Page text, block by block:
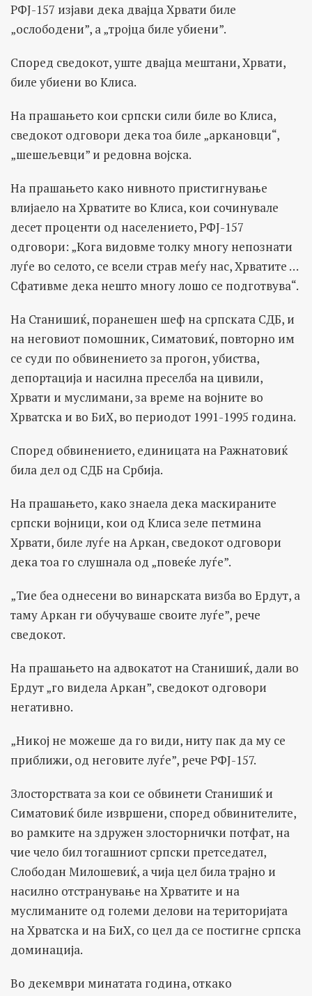
РФЈ-157 изјави дека двајца Хрвати биле
„ослободени”, а „тројца биле убиени”.
Според сведокот, уште двајца мештани, Хрвати,
биле убиени во Клиса.
На прашањето кои српски сили биле во Клиса,
сведокот одговори дека тоа биле „аркановци“,
„шешељевци” и редовна војска.
На прашањето како нивното пристигнување
влијаело на Хрватите во Клиса, кои сочинувале
десет проценти од населението, РФЈ-157
одговори: „Кога видовме толку многу непознати
луѓе во селото, се всели страв меѓу нас, Хрватите …
Сфативме дека нешто многу лошо се подготвува“.
На Станишиќ, поранешен шеф на српската СДБ, и
на неговиот помошник, Симатовиќ, повторно им
се суди по обвинението за прогон, убиства,
депортација и насилна преселба на цивили,
Хрвати и муслимани, за време на војните во
Хрватска и во БиХ, во периодот 1991-1995 година.
Според обвинението, единицата на Ражнатовиќ
била дел од СДБ на Србија.
На прашањето, како знаела дека маскираните
српски војници, кои од Клиса зеле петмина
Хрвати, биле луѓе на Аркан, сведокот одговори
дека тоа го слушнала од „повеќе луѓе”.
„Тие беа однесени во винарската визба во Ердут, а
таму Аркан ги обучуваше своите луѓе”, рече
сведокот.
На прашањето на адвокатот на Станишиќ, дали во
Ердут „го видела Аркан”, сведокот одговори
негативно.
„Никој не можеше да го види, ниту пак да му се
приближи, од неговите луѓе”, рече РФЈ-157.
Злосторствата за кои се обвинети Станишиќ и
Симатовиќ биле извршени, според обвинителите,
во рамките на здружен злосторнички потфат, на
чие чело бил тогашниот српски претседател,
Слободан Милошевиќ, а чија цел била трајно и
насилно отстранување на Хрватите и на
муслиманите од големи делови на територијата
на Хрватска и на БиХ, со цел да се постигне српска
доминација.
Во декември минатата година, откако